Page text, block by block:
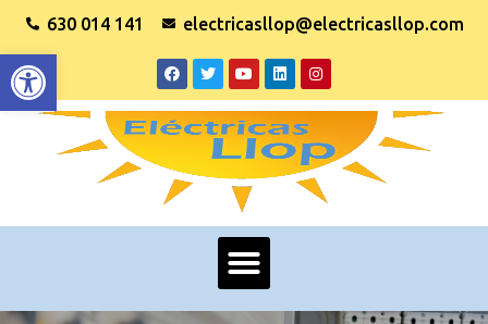
Abrir barra de herramientas
630 014 141 electricasllop@electricasllop.com